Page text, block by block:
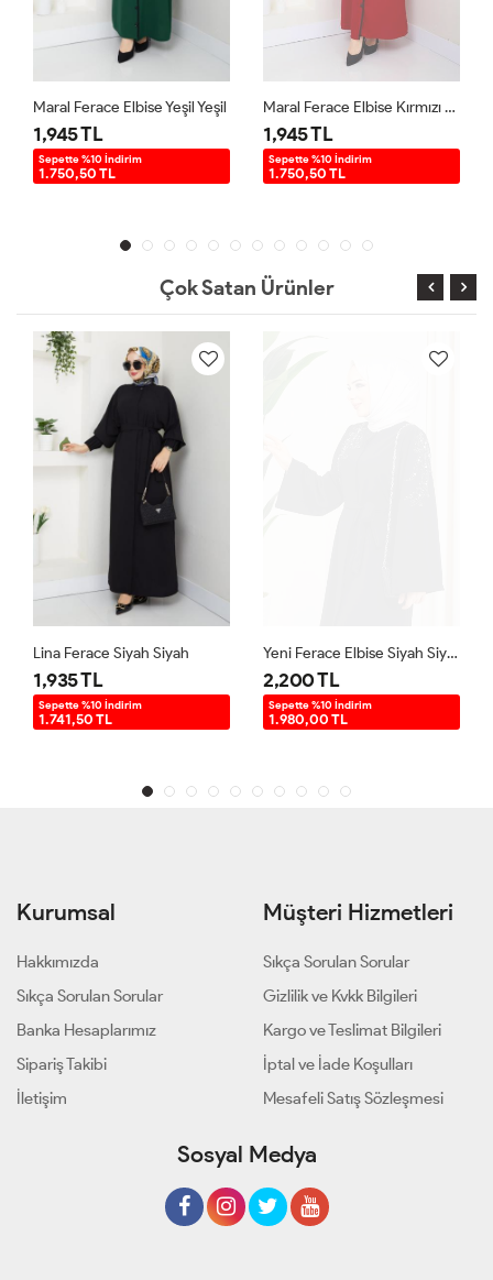
Maral Ferace Elbise Yeşil Yeşil
1,945 TL
Sepette %10 İndirim
1.750,50 TL
Maral Ferace Elbise Kırmızı Kırmızı
1,945 TL
Sepette %10 İndirim
1.750,50 TL
Çok Satan Ürünler
Lina Ferace Siyah Siyah
1,935 TL
Sepette %10 İndirim
1.741,50 TL
Yeni Ferace Elbise Siyah Siyah
2,200 TL
Sepette %10 İndirim
1.980,00 TL
Kurumsal
Hakkımızda
Sıkça Sorulan Sorular
Banka Hesaplarımız
Sipariş Takibi
İletişim
Müşteri Hizmetleri
Sıkça Sorulan Sorular
Gizlilik ve Kvkk Bilgileri
Kargo ve Teslimat Bilgileri
İptal ve İade Koşulları
Mesafeli Satış Sözleşmesi
Sosyal Medya